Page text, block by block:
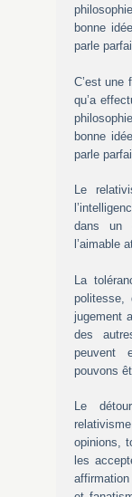
bonne
parle
C’est une
qu’a
bonne
parle
Le
dans un
l’aimable
La
politesse,
jugement
des
peuvent
pouvons
Le
opinions,
les